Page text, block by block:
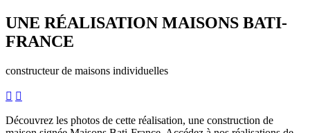
UNE RÉALISATION MAISONS BATI-
FRANCE
constructeur de maisons individuelles
 
Découvrez les photos de cette réalisation, une construction de